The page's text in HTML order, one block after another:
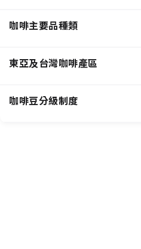
咖啡主要品種類
東亞及台灣咖啡產區
咖啡豆分級制度